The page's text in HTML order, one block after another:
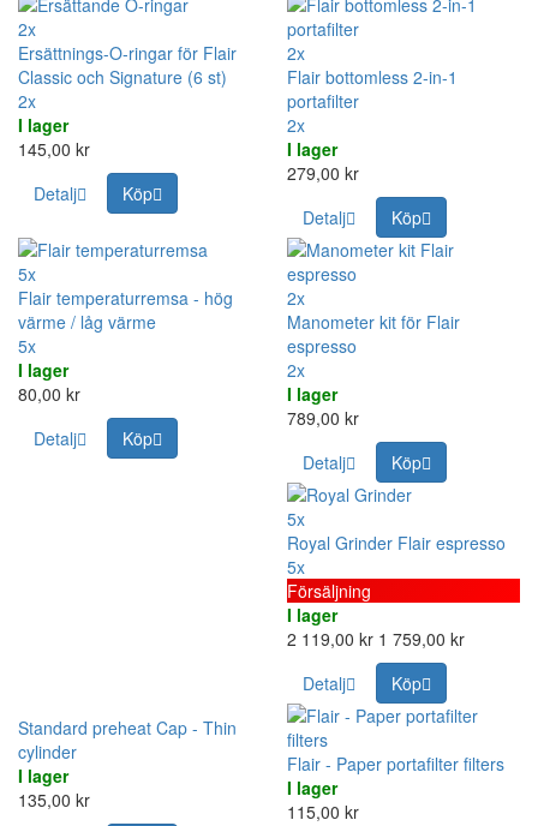
2x
Ersättnings-O-ringar för Flair
Classic och Signature (6 st)
2x
I lager
145,00 kr
Detalj
Köp
2x
Flair bottomless 2-in-1
portafilter
2x
I lager
279,00 kr
Detalj
Köp
5x
Flair temperaturremsa - hög
värme / låg värme
5x
I lager
80,00 kr
Detalj
Köp
2x
Manometer kit för Flair
espresso
2x
I lager
789,00 kr
Detalj
Köp
Standard preheat Cap - Thin
cylinder
I lager
135,00 kr
5x
Royal Grinder Flair espresso
5x
Försäljning
I lager
2 119,00 kr 1 759,00 kr
Detalj
Köp
Flair - Paper portafilter filters
I lager
115,00 kr